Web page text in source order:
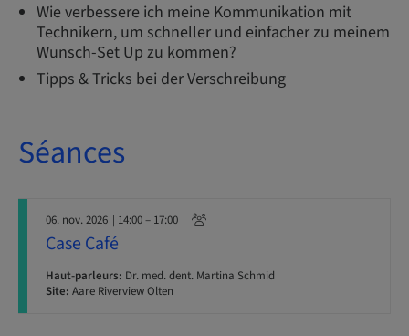
Wie verbessere ich meine Kommunikation mit
Technikern, um schneller und einfacher zu meinem
Wunsch-Set Up zu kommen?
Tipps & Tricks bei der Verschreibung
Séances
06. nov. 2026 | 14:00 – 17:00
Case Café
Haut-parleurs: Dr. med. dent. Martina Schmid
Site: Aare Riverview Olten